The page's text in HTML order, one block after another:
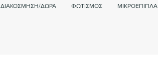
ΔΙΑΚΟΣΜΗΣΗ/ΔΩΡΑ ΦΩΤΙΣΜΟΣ ΜΙΚΡΟΕΠΙΠΛΑ